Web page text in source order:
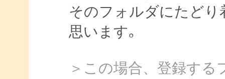
そのフォルダにたど
思います｡
＞この場合、登録す